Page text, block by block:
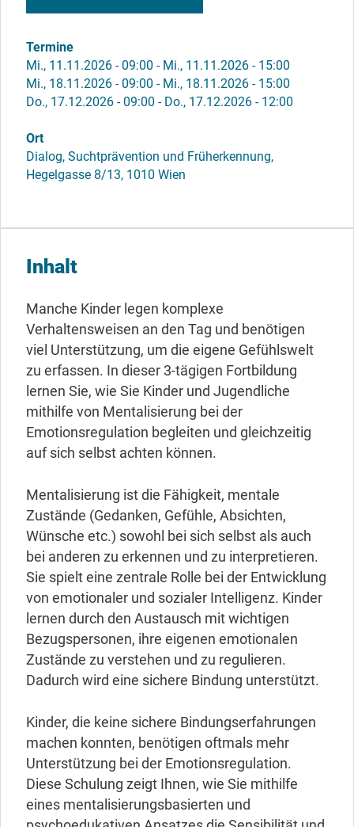
Termine
Mi., 11.11.2026 - 09:00 - Mi., 11.11.2026 - 15:00
Mi., 18.11.2026 - 09:00 - Mi., 18.11.2026 - 15:00
Do., 17.12.2026 - 09:00 - Do., 17.12.2026 - 12:00
Ort
Dialog, Suchtprävention und Früherkennung,
Hegelgasse 8/13, 1010 Wien
Inhalt
Manche Kinder legen komplexe
Verhaltensweisen an den Tag und benötigen
viel Unterstützung, um die eigene Gefühlswelt
zu erfassen. In dieser 3-tägigen Fortbildung
lernen Sie, wie Sie Kinder und Jugendliche
mithilfe von Mentalisierung bei der
Emotionsregulation begleiten und gleichzeitig
auf sich selbst achten können.
Mentalisierung ist die Fähigkeit, mentale
Zustände (Gedanken, Gefühle, Absichten,
Wünsche etc.) sowohl bei sich selbst als auch
bei anderen zu erkennen und zu interpretieren.
Sie spielt eine zentrale Rolle bei der Entwicklung
von emotionaler und sozialer Intelligenz. Kinder
lernen durch den Austausch mit wichtigen
Bezugspersonen, ihre eigenen emotionalen
Zustände zu verstehen und zu regulieren.
Dadurch wird eine sichere Bindung unterstützt.
Kinder, die keine sichere Bindungserfahrungen
machen konnten, benötigen oftmals mehr
Unterstützung bei der Emotionsregulation.
Diese Schulung zeigt Ihnen, wie Sie mithilfe
eines mentalisierungsbasierten und